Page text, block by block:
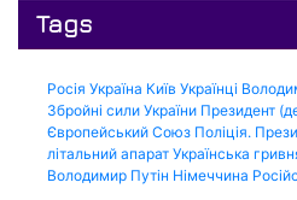
Tags
Росія Україна Київ Українці
Збройні сили України Президент
Європейський Союз Поліція.
літальний апарат Українська
Володимир Путін Німеччина